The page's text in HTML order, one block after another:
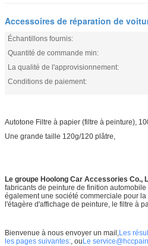
Accessoires de réparation de
Échantillons fournis:
Quantité de commande min:
La qualité de l'approvisionnement:
Conditions de paiement:
Autotone Filtre à papier (filtre à peinture),
Une grande taille 120g/120 plâtre,
Le groupe Hoolong Car Accessories Co.,
fabricants de peinture de finition
également une société commerciale pour
l'étagère d'affichage de peinture, le filtre à
Bienvenue à nous envoyer un mail,Les
les pages suivantes:, ouLe